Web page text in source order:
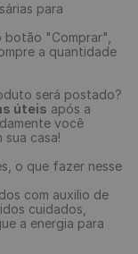
para
botão "Comprar",
a quantidade
será postado?
úteis após a
você
sua casa!
o que fazer nesse
com auxilio de
cuidados,
a energia para